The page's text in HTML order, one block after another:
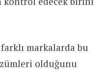
markalarda bu
olduğunu